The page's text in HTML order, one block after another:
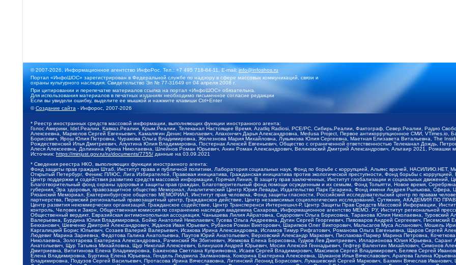
© 2007-2026, Информационное агентство ИнфоРос. Тел.: +7 495 718-84-11, E-mail:info@infoshos.ru
Портал «ИнфоШОС» зарегистрирован в Федеральной службе по надзору в сфере массовых коммуникаций, связи и
охраны культурного наследия. Свидетельство Эл № 77-31649 от 04 апреля 2008 г.
При цитировании и перепечатке материалов ссылка на портал «ИнфоШОС» обязательна.
Для использования материалов в печатных изданиях необходимо письменное согласие редакции
Если вы увидели ошибку, выделите ее мышкой и нажмите клавиши Ctrl+Enter
©Создание сайта - Инфорос, 2007-2026
* Реестр иностранных средств массовой информации, выполняющих функции иностранного агента:
Голос Америки, Idel.Реалии, Кавказ.Реалии, Крым.Реалии, Телеканал Настоящее Время, Azatliq Radiosi, PCE/PC, Сибирь.Реалии, Фактограф, Север.Реалии, Радио
Алексеевна, Маркелов Сергей Евгеньевич, Камалягин Денис Николаевич, Апахончич Дарья Александровна, Medusa Project, Первое антикоррупционное СМИ,
Борисович, Ярош Юлия Петровна, Чуракова Ольга Владимировна, Железнова Мария Михайловна, Лукьянова Юлия Сергеевна, Маетная Елизавета Витальевна, The
Рождественский Илья Дмитриевич, Апухтина Юлия Владимировна, Постернак Алексей Евгеньевич, Общество с ограниченной ответственностью Телеканал Дождь,
Алеся Алексеевна, Долинина Ирина Николаевна, Шлейнов Роман Юрьевич, Анин Роман Александрович, Великовский Дмитрий Александрович, Альтаир 2021, Ромашки
Источник: https://minjust.gov.ru/ru/documents/7755/ данные на 03.09.2021
* Сведения реестра НКО, выполняющих функции иностранного агента:
Фонд защиты прав граждан Штаб, Институт права и публичной политики, Лаборатория социальных наук, Фонд по борьбе с коррупцией, Альянс врачей,
Открытый Петербург, Феникс ПЛЮС, Лига Избирателей, Правовая инициатива, Гражданская инициатива против экологической преступности, Фонд борьбы с
Центр поддержки и содействия развитию средств массовой информации, Горячая Линия, В защиту прав заключенных, Институт глобализации и социальных
Благотворительный фонд охраны здоровья и защиты прав граждан, Благотворительный фонд помощи осужденным и их семьям, Фонд Тольятти, Новое время,
губерния, Эра здоровья, правозащитное общество Мемориал, Аналитический Центр Юрия Левады, Издательство Парк Гагарина, Фонд имени Андрея Рылькова,
Рязанский Мемориал, Екатеринбургское общество МЕМОРИАЛ, Институт прав человека, Фонд защиты гласности, Российский исследовательский центр по правам
партнерства, Пермский региональный правозащитный центр, Гражданское действие, Центр независимых социологических исследований, Сутяжник, АКАДЕМИЯ ПО
Центр развития некоммерческих организаций, Гражданское содействие, Центр Трансперенси Интернешнл-Р, Центр Защиты Прав Средств Массовой Информации,
контроль, Человек и Закон, Общественная комиссия по сохранению наследия академика Сахарова, Информационное агентство МЕМО. РУ, Институт региональной
Общественный вердикт, Евразийская антимонопольная ассоциация, Чанышева Лилия Айратовна, Сидорович Ольга Борисовна, Таранова Юлия Николаевна, Туровский
Валерьевна, Бурдина Юлия Владимировна, Бойко Анатолий Николаевич, Гусева Ольга Андреевна, Дугин Сергей Георгиевич, Пивоваров Андрей Сергеевич, Писемский
Бекханович, Шевченко Дмитрий Александрович, Жданов Иван Юрьевич, Рубанов Роман Викторович, Шарипков Олег Викторович, Мальсагов Муса Асланович, Мошель
Каргалицкий Борис Юльевич, Созаев Валерий Валерьевич, Исакова Ирина Александровна, Исламов Тимур Рифгатович, Романова Ольга Евгеньевна, Щаров Сергей
Людевиг Марина Зариевна, Федотова Галина Анатольевна, Паутов Юрий Анатольевич, Верховский Александр Маркович, Пислакова-Паркер Марина Петровна,
Николаевна, Золотарева Екатерина Александровна, Рачинский Ян Збигневич, Жемкова Елена Борисовна, Гудков Лев Дмитриевич, Илларионова Юлия Юрьевна,
Анатольевич, Щур Татьяна Михайловна, Щур Николай Алексеевич, Блинушов Андрей Юрьевич, Мосин Алексей Геннадьевич, Гефтер Валентин Михайлович, Симонов
Дмитриевна, Вититинова Елена Владимировна, Баженова Светлана Куприяновна, Исаев Сергей Владимирович, Максимов Сергей Владимирович, Беляев Сергей
Елена Владимировна, Буртина Елена Юрьевна, Гендель Людмила Залмановна, Кокорина Екатерина Алексеевна, Шуманов Илья Вячеславович, Арапова Галина
Владимировна, Подузов Сергей Васильевич, Протасова Ирина Вячеславовна, Литинский Леонид Борисович, Лукашевский Сергей Маркович, Бахмин Вячеслав